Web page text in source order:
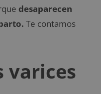
desaparecen
Te contamos
varices